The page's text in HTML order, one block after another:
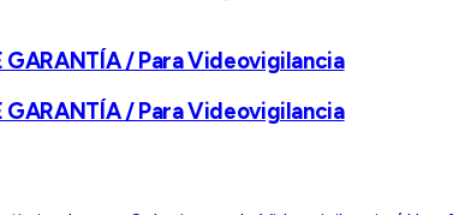
GARANTÍA / Para Videovigilancia
GARANTÍA / Para Videovigilancia